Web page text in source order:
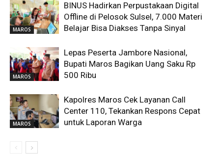
MAROS
BINUS Hadirkan Perpustakaan Digital
Offline di Pelosok Sulsel, 7.000 Materi
Belajar Bisa Diakses Tanpa Sinyal
MAROS
Lepas Peserta Jambore Nasional,
Bupati Maros Bagikan Uang Saku Rp
500 Ribu
MAROS
Kapolres Maros Cek Layanan Call
Center 110, Tekankan Respons Cepat
untuk Laporan Warga